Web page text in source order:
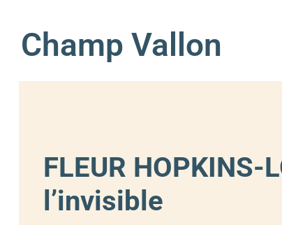
Champ Vallon
FLEUR HOPKINS-
l’invisible